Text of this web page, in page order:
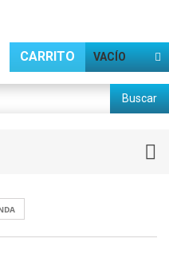
CARRITO VACÍO
Buscar